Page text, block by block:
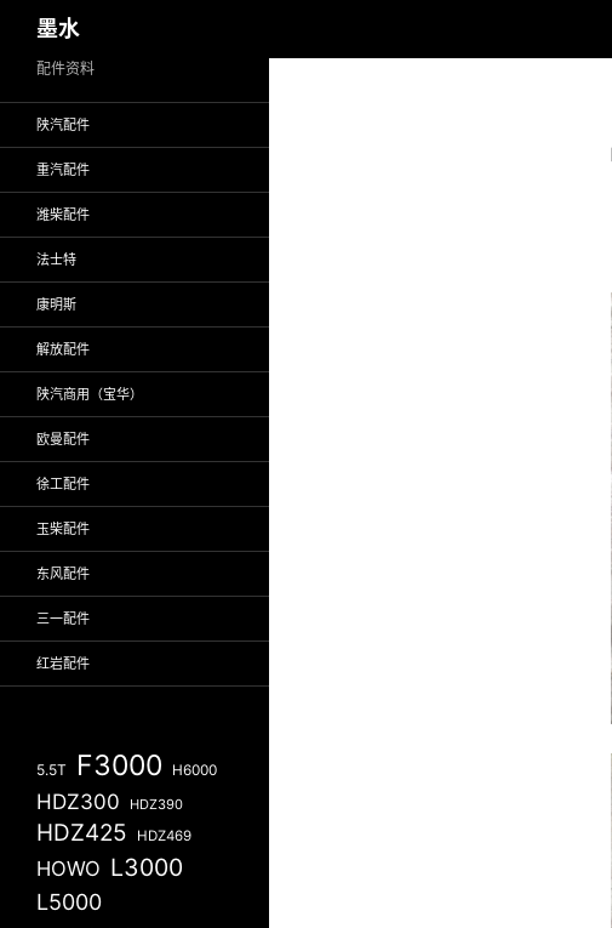
至
墨水
配件资料
陕汽配件
重汽配件
潍柴配件
法士特
康明斯
解放配件
陕汽商用（宝华）
欧曼配件
徐工配件
玉柴配件
东风配件
三一配件
红岩配件
5.5T F3000 H6000
HDZ300 HDZ390
HDZ425 HDZ469
HOWO L3000
L5000